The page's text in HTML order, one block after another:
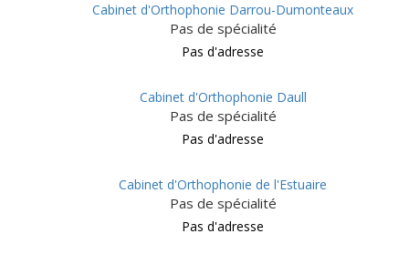
Cabinet d'Orthophonie Darrou-Dumonteaux
Pas de spécialité
Pas d'adresse
Cabinet d'Orthophonie Daull
Pas de spécialité
Pas d'adresse
Cabinet d'Orthophonie de l'Estuaire
Pas de spécialité
Pas d'adresse